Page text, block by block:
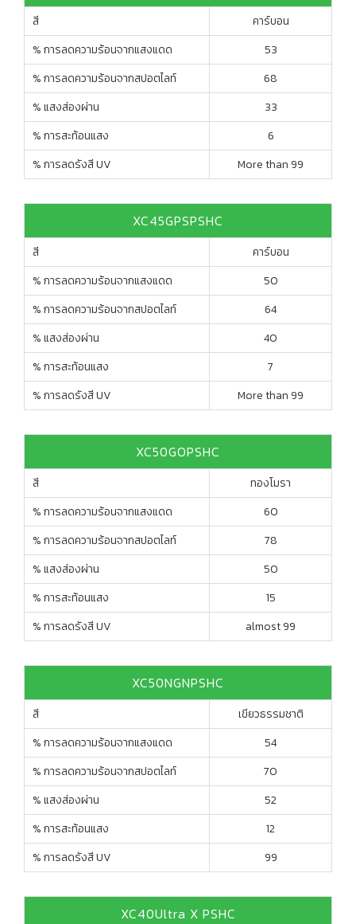
สี
คาร์บอน
% การลดความร้อนจากแสงแดด
53
% การลดความร้อนจากสปอตไลท์
68
% แสงส่องผ่าน
33
% การสะท้อนแสง
6
% การลดรังสี UV
More than 99
XC45GPSPSHC
สี
คาร์บอน
% การลดความร้อนจากแสงแดด
50
% การลดความร้อนจากสปอตไลท์
64
% แสงส่องผ่าน
40
% การสะท้อนแสง
7
% การลดรังสี UV
More than 99
XC50GOPSHC
สี
ทองโมรา
% การลดความร้อนจากแสงแดด
60
% การลดความร้อนจากสปอตไลท์
78
% แสงส่องผ่าน
50
% การสะท้อนแสง
15
% การลดรังสี UV
almost 99
XC50NGNPSHC
สี
เขียวธรรมชาติ
% การลดความร้อนจากแสงแดด
54
% การลดความร้อนจากสปอตไลท์
70
% แสงส่องผ่าน
52
% การสะท้อนแสง
12
% การลดรังสี UV
99
XC40Ultra X PSHC